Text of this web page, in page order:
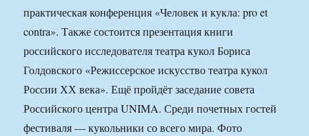
практическая конференция «Человек и кукла: pro et
contra». Также состоится презентация книги
российского исследователя театра кукол Бориса
Голдовского «Режиссерское искусство театра кукол
России ХХ века». Ещё пройдёт заседание совета
Российского центра UNIMA. Среди почетных гостей
фестиваля — кукольники со всего мира. Фото